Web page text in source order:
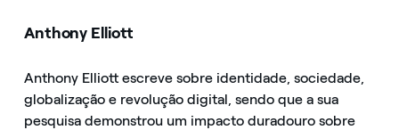
Anthony Elliott
Anthony Elliott escreve sobre identidade, sociedade,
globalização e revolução digital, sendo que a sua
pesquisa demonstrou um impacto duradouro sobre